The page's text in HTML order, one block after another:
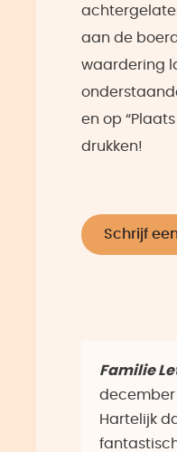
aan de
waardering
en op
drukken!
Familie
december
Hartelijk